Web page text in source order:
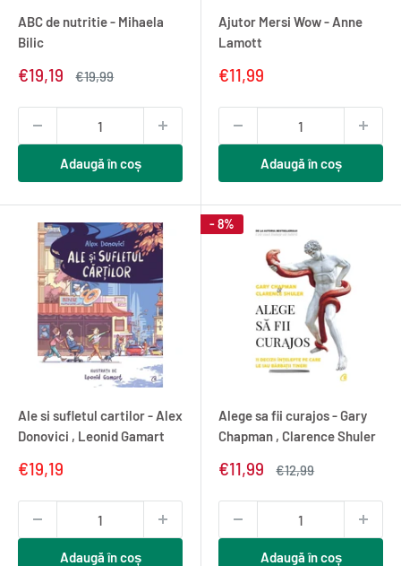
ABC de nutritie - Mihaela
Bilic
Pret
€19,19
Pret
€19,99
Adaugă în coș
Ajutor Mersi Wow - Anne
Lamott
Pret
€11,99
Adaugă în coș
Ale si sufletul cartilor - Alex
Donovici , Leonid Gamart
Pret
€19,19
Adaugă în coș
- 8%
Alege sa fii curajos - Gary
Chapman , Clarence Shuler
Pret
€11,99
Pret
€12,99
Adaugă în coș